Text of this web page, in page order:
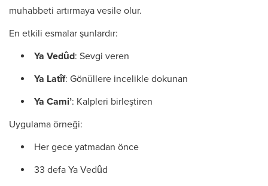
muhabbeti artırmaya vesile olur.
En etkili esmalar şunlardır:
Ya Vedûd: Sevgi veren
Ya Latîf: Gönüllere incelikle dokunan
Ya Cami’: Kalpleri birleştiren
Uygulama örneği:
Her gece yatmadan önce
33 defa Ya Vedûd